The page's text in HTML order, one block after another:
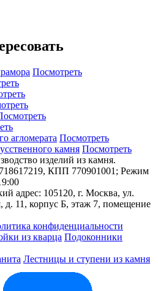
Посмотреть
агломерата Посмотреть
камня Посмотреть
изделий из камня.
КПП 770901001; Режим
адрес: 105120, г. Москва, ул.
11, корпус Б, этаж 7, помещение
конфиденциальности
из кварца Подоконники
Лестницы и ступени из камня